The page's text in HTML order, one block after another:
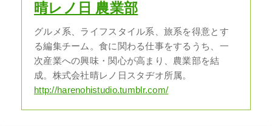
晴レノ日 農業部
グルメ系、ライフスタイル系、旅系を得意とす
る編集チーム。食に関わる仕事をするうち、一
次産業への興味・関心が高まり、農業部を結
成。株式会社晴レノ日スタヂオ所属。
http://harenohistudio.tumblr.com/